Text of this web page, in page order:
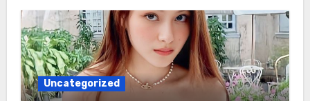
Uncategorized